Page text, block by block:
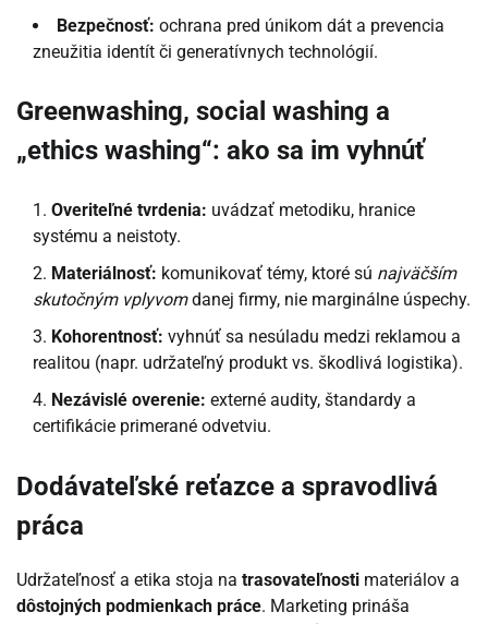
Bezpečnosť: ochrana pred únikom dát a prevencia
zneužitia identít či generatívnych technológií.
Greenwashing, social washing a
„ethics washing“: ako sa im vyhnúť
Overiteľné tvrdenia: uvádzať metodiku, hranice
systému a neistoty.
Materiálnosť: komunikovať témy, ktoré sú najväčším
skutočným vplyvomdanej firmy, nie marginálne úspechy.
Kohorentnosť: vyhnúť sa nesúladu medzi reklamou a
realitou (napr. udržateľný produkt vs. škodlivá logistika).
Nezávislé overenie: externé audity, štandardy a
certifikácie primerané odvetviu.
Dodávateľské reťazce a spravodlivá
práca
Udržateľnosť a etika stoja na trasovateľnosti materiálov a
dôstojných podmienkach práce. Marketing prináša